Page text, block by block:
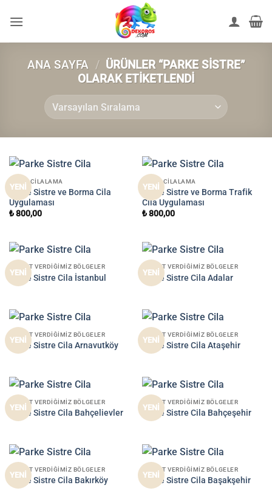
atla
ANA SAYFA / ÜRÜNLER “PARKE SISTRE”
OLARAK ETIKETLENDI
YENİ
PARKE CILALAMA
Parke Sistre ve Borma Cila
Uygulaması
₺800,00
YENİ
PARKE CILALAMA
Parke Sistre ve Borma Trafik
Cila Uygulaması
₺800,00
YENİ
HIZMET VERDIĞIMIZ BÖLGELER
Parke Sistre Cila İstanbul
YENİ
HIZMET VERDIĞIMIZ BÖLGELER
Parke Sistre Cila Adalar
YENİ
HIZMET VERDIĞIMIZ BÖLGELER
Parke Sistre Cila Arnavutköy
YENİ
HIZMET VERDIĞIMIZ BÖLGELER
Parke Sistre Cila Ataşehir
YENİ
HIZMET VERDIĞIMIZ BÖLGELER
Parke Sistre Cila Bahçelievler
YENİ
HIZMET VERDIĞIMIZ BÖLGELER
Parke Sistre Cila Bahçeşehir
YENİ
HIZMET VERDIĞIMIZ BÖLGELER
Parke Sistre Cila Bakırköy
YENİ
HIZMET VERDIĞIMIZ BÖLGELER
Parke Sistre Cila Başakşehir